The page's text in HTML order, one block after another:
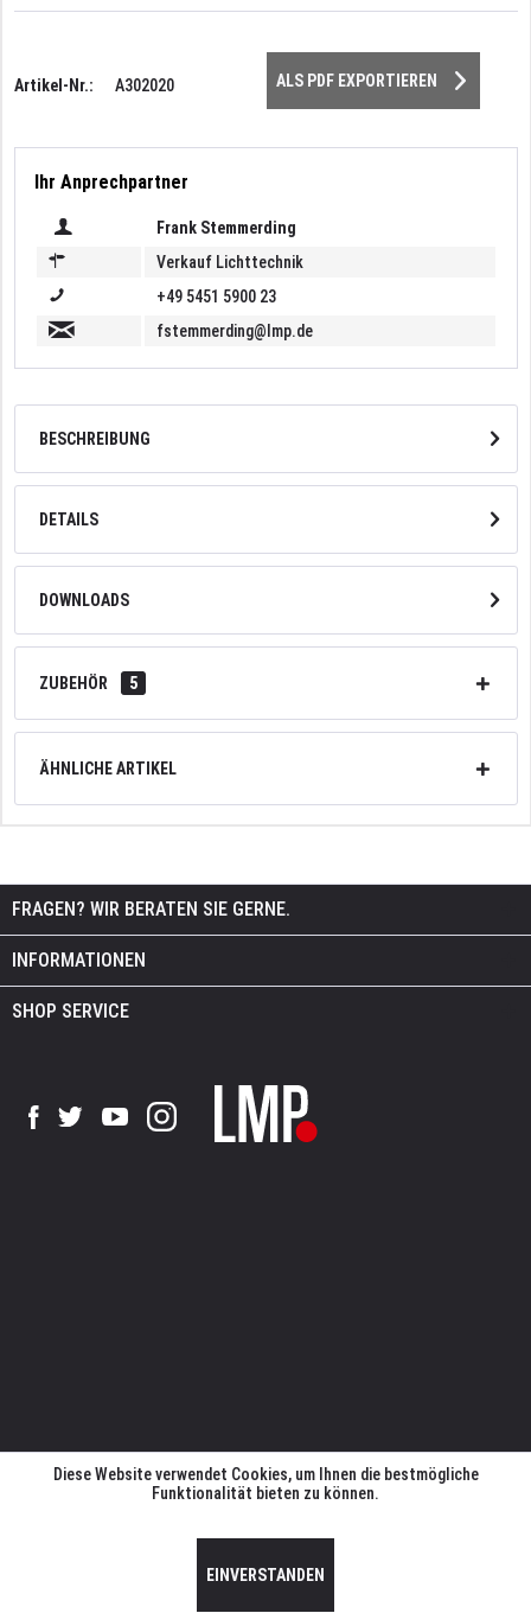
Artikel-Nr.: A302020 ALS PDF EXPORTIEREN
Ihr Anprechpartner
Frank Stemmerding
Verkauf Lichttechnik
+49 5451 5900 23
fstemmerding@lmp.de
BESCHREIBUNG
DETAILS
DOWNLOADS
ZUBEHÖR 5
ÄHNLICHE ARTIKEL
FRAGEN? WIR BERATEN SIE GERNE.
INFORMATIONEN
SHOP SERVICE
Diese Website verwendet Cookies, um Ihnen die bestmögliche
Funktionalität bieten zu können.
EINVERSTANDEN